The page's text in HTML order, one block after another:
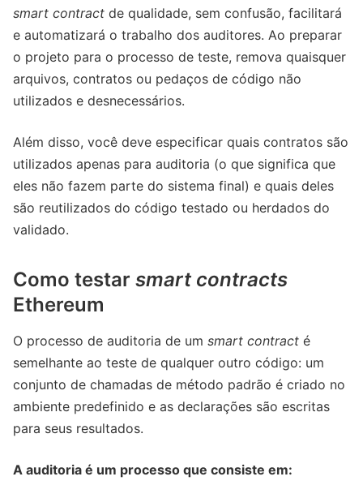
smart contract de qualidade, sem confusão, facilitará
e automatizará o trabalho dos auditores. Ao preparar
o projeto para o processo de teste, remova quaisquer
arquivos, contratos ou pedaços de código não
utilizados e desnecessários.
Além disso, você deve especificar quais contratos são
utilizados apenas para auditoria (o que significa que
eles não fazem parte do sistema final) e quais deles
são reutilizados do código testado ou herdados do
validado.
Como testar smart contracts
Ethereum
O processo de auditoria de um smart contract é
semelhante ao teste de qualquer outro código: um
conjunto de chamadas de método padrão é criado no
ambiente predefinido e as declarações são escritas
para seus resultados.
A auditoria é um processo que consiste em: